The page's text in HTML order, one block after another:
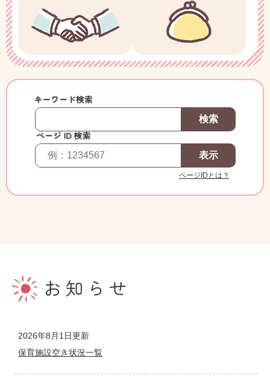
ページIDとは？
2026年8月1日更新
保育施設空き状況一覧